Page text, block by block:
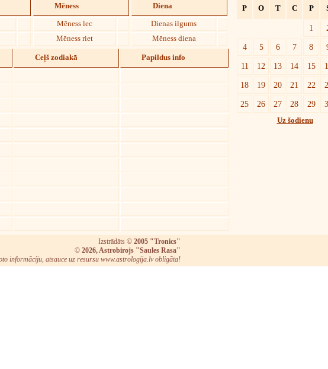
Mēness
Mēness lec
Mēness riet
Diena
Dienas ilgums
Mēness diena
Ceļš zodiakā Papildus info
P O T C P
1
4
5 6 7 8
11
12 13 14 15
18
19 20 21 22
25
26 27 28 29
Uz šodienu
Izstrādāts © 2005 "Tronics"
© 2026, Astrobirojs "Saules Rasa"
informāciju, atsauce uz resursu www.astrologija.lv obligāta!